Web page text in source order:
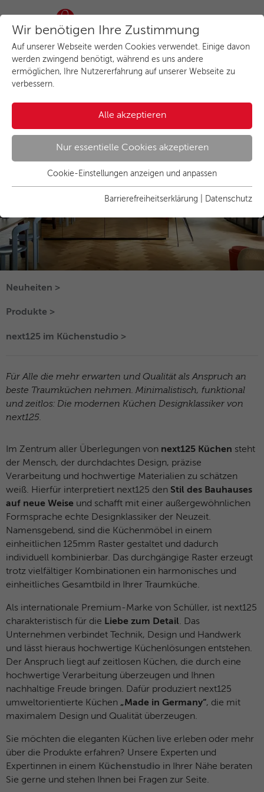
next125 Küchen:
Authentic Kitchens
Neuheiten >
Produkte >
next125 im Küchenstudio >
Für Alle die mehr erwarten und Qualität als Anspruch an
beste Traumküchen nehmen. Minimalistisch, funktional
und zeitlos: Die modernen Küchen Designklassiker von
next125.
Im Zentrum aller Überlegungen von next125 Küchen steht
der Mensch, der durchdachtes Design, präzise
Verarbeitung und hochwertige Materialien zu schätzen
weiß. Hierfür interpretiert next125 den Stil des Bauhauses
auf neue Weise und schafft mit einer außergewöhnlichen
Formsprache echte Designklassiker der Neuzeit.
Namensgebend, sind die Küchenmöbel in einem
einheitlichen 125mm Raster gestaltet und dadurch
individuell kombinierbar. Das durchgängige Raster erzeugt
trotz vielfältiger Kombinationen ein harmonisches und
einheitliches Gesamtbild in Ihrer Traumküche.
Als internationale Premium-Marke von Schüller, ist next125
charakteristisch für die Liebe zum Detail. Das
Unternehmen verbindet Technik, Design und Handwerk
und lässt hieraus hochwertige Küchenlösungen entstehen.
Der Anspruch liegt auf zeitlosen Küchen, die durch eine
hochwertige Verarbeitung überzeugen und Ihnen
nachhaltige Freude bringen. Dafür produziert next125
umweltorientierte Küchen „Made in Germany“, die mit
maximalem Design und Qualität überzeugen.
Sie möchten die eleganten Küchen live erleben oder mehr
über die Produkte erfahren? Unsere Experten und
Expertinnen in einem Küchenstudio in Ihrer Nähe beraten
Sie gerne und stehen Ihnen bei Fragen zur Seite.
Wir benötigen Ihre Zustimmung
Auf unserer Webseite werden Cookies verwendet. Einige davon
werden zwingend benötigt, während es uns andere
ermöglichen, Ihre Nutzererfahrung auf unserer Webseite zu
verbessern.
Alle akzeptieren
Nur essentielle Cookies akzeptieren
Essentielle Cookies werden für grundlegende Funktionen der
Webseite einwandfrei funktioniert.
Name cookie_optin
Anbieter
Zweck
Cookie-Einstellungen für diese Website zu
Name SgCookieOptin.lastPreferences
Zweck
Dieser Wert speichert Ihre Consent-
Einstellungen. Unter anderem eine zufällig
generierte ID, für die historische
Speicherung Ihrer vorgenommen
Einstellungen, falls der Webseiten-
Betreiber dies eingestellt hat.
fe_typo_user / PHPSESSID
Anbieter TYPO3
Zweck
Dieses Cookie ist ein Standard-Session-
Cookie von TYPO3. Es speichert im Falle
eines Benutzer-Logins die Session-ID. So
kann der eingeloggte Benutzer
wiedererkannt werden und es wird ihm
Zugang zu geschützten Bereichen
gewährt.
Name __cf_bm
Anbieter HubSpot
Cookies anzeigen und individuell auswählen
Diese Gruppe beinhaltet alle Skripte für analytisches Tracking
Website zu verbessern.
Name _ga
Laufzeit 2 Jahre
Zweck
Besucher-, Sitzungs- und
Kampagnendaten zu berechnen und die
Nutzung der Website für den
Analysebericht der Website zu verfolgen.
Die Cookies speichern Informationen
anonym und weisen eine randoly
generierte Nummer zu, um eindeutige
Besucher zu identifizieren.
Name _gid
Laufzeit 1 Tag
Zweck
Dieses Cookie wird von Google Analytics
installiert. Das Cookie wird verwendet, um
Informationen darüber zu speichern, wie
Besucher eine Website nutzen, und hilft
bei der Erstellung eines Analyseberichts
darüber, wie es der Website geht. Die
Besucher, die Quelle, aus der sie
stammen, und die Seiten in
anonymisierter Form.
Cookies anzeigen und individuell auswählen
Externe Inhalte
Wir verwenden auf unserer Website externe Inhalte, um
Ihnen zusätzliche Informationen anzubieten. Dazu gehören
YouTube-Videos und vieles mehr.
Cookie-Einstellungen anzeigen und anpassen
Barrierefreiheitserklärung Datenschutz